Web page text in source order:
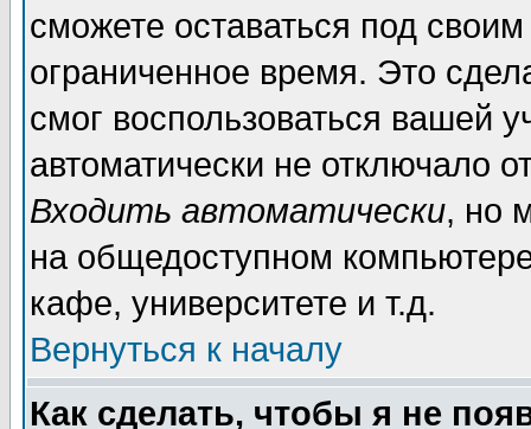
сможете оставаться под
ограниченное время. Это
смог воспользоваться вашей
автоматически не отключало
Входить автоматически, но
на общедоступном
кафе, университете и т.д.
Вернуться к началу
Как сделать, чтобы я не